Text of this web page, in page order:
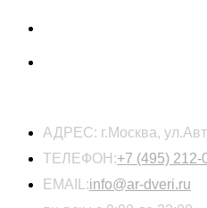
АДРЕС: г.Москва,
ТЕЛЕФОН:+7 (495) 212-
EMAIL:info@ar-dveri.ru